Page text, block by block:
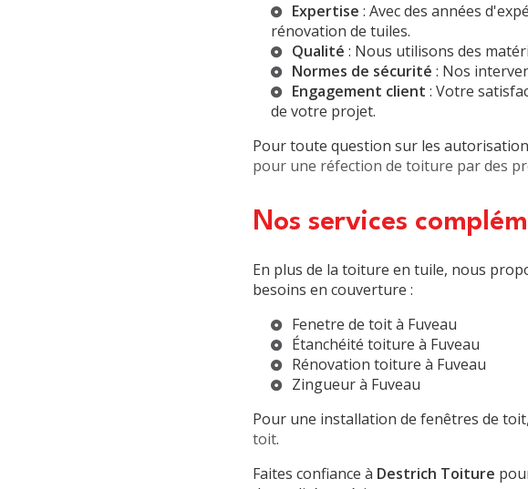
Expertise : Avec des années
rénovation de tuiles.
Qualité : Nous utilisons des
Normes de sécurité : Nos
Engagement client : Votre
de votre projet.
Pour toute question sur les
pour une réfection de toiture par des
Nos services
En plus de la toiture en tuile, nous
besoins en couverture :
Fenetre de toit à Fuveau
Étanchéité toiture à Fuveau
Rénovation toiture à Fuveau
Zingueur à Fuveau
Pour une installation de fenêtres de
toit.
Faites confiance à Destrich Toiture